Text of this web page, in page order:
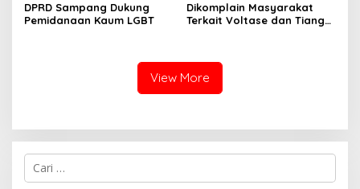
DPRD Sampang Dukung
Pemidanaan Kaum LGBT
Dikomplain Masyarakat
Terkait Voltase dan Tiang
View More
Cari
untuk: